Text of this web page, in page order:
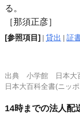
る。
［那須正彦］
[参照項目] | 貸出 | 証
出典 小学館 日本大
日本大百科全書(ニッ
14時までの法人配